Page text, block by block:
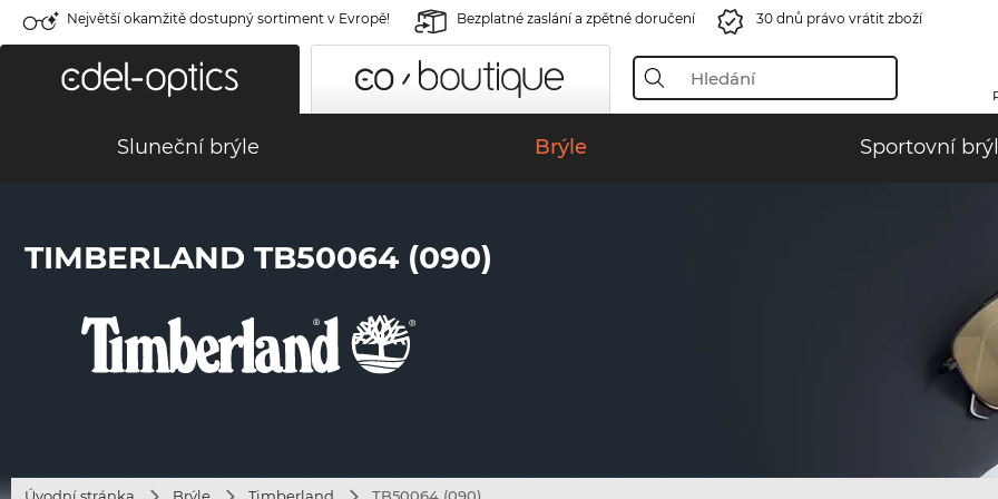
Největší okamžitě dostupný sortiment v Evropě! Bezplatné zaslání a zpětné doručení 30 dnů právo vrátit zboží
Sluneční brýle Brýle Sportovní
TIMBERLAND TB50064 (090)